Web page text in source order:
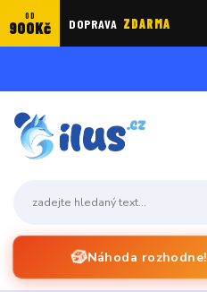
OD
900Kč DOPRAVA ZDARMA
🎲Náhoda rozhodne!